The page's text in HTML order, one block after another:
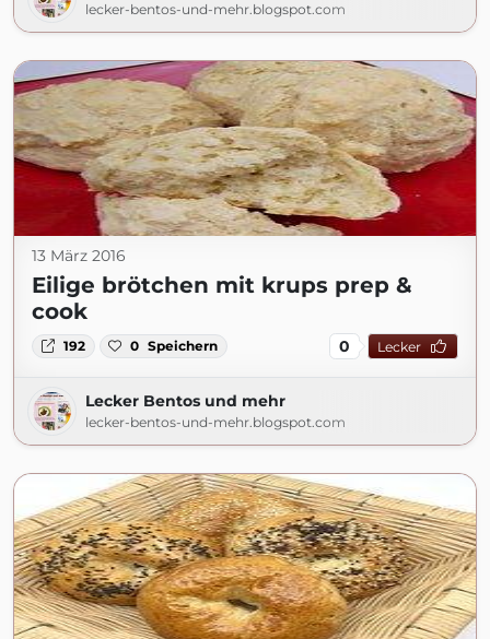
lecker-bentos-und-mehr.blogspot.com
13 März 2016
Eilige brötchen mit krups prep &
cook
192 0 Speichern 0 Lecker
Lecker Bentos und mehr
lecker-bentos-und-mehr.blogspot.com